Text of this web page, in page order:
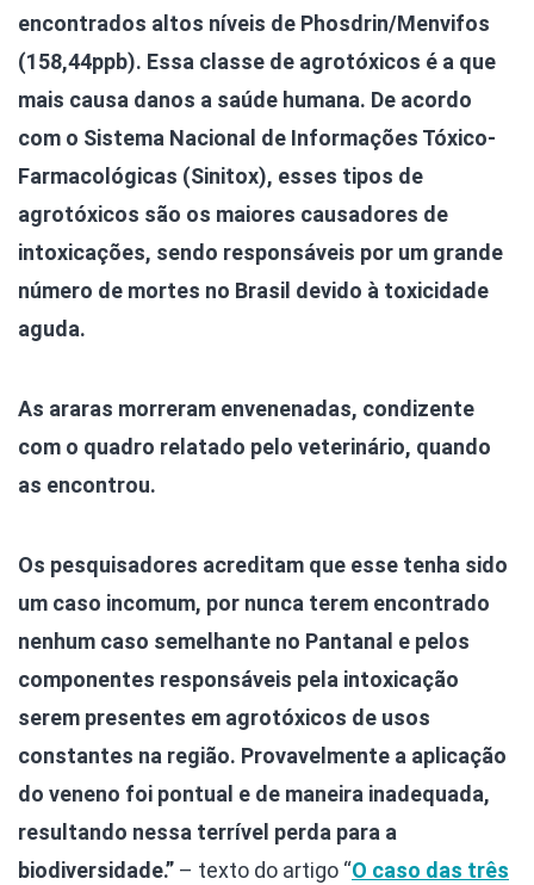
encontrados altos níveis de Phosdrin/Menvifos
(158,44ppb). Essa classe de agrotóxicos é a que
mais causa danos a saúde humana. De acordo
com o Sistema Nacional de Informações Tóxico-
Farmacológicas (Sinitox), esses tipos de
agrotóxicos são os maiores causadores de
intoxicações, sendo responsáveis por um grande
número de mortes no Brasil devido à toxicidade
aguda.
As araras morreram envenenadas, condizente
com o quadro relatado pelo veterinário, quando
as encontrou.
Os pesquisadores acreditam que esse tenha sido
um caso incomum, por nunca terem encontrado
nenhum caso semelhante no Pantanal e pelos
componentes responsáveis pela intoxicação
serem presentes em agrotóxicos de usos
constantes na região. Provavelmente a aplicação
do veneno foi pontual e de maneira inadequada,
resultando nessa terrível perda para a
biodiversidade.” – texto do artigo “O caso das três